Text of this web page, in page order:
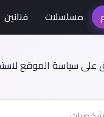
على سياسة الموقع
مسلسلات فنانين